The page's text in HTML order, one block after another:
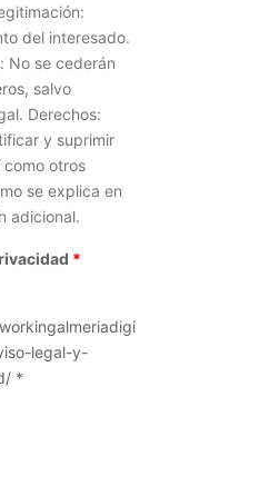
del interesado.
No se cederán
salvo
Derechos:
y suprimir
como otros
se explica en
adicional.
*
legal-y-
*